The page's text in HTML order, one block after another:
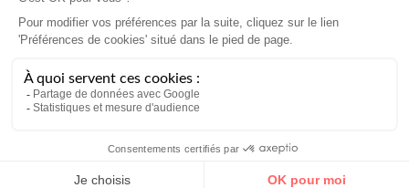
Conditions générales
Mentions légales